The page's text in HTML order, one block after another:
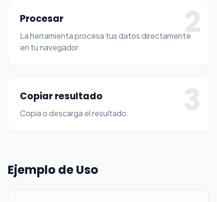
2
Procesar
La herramienta procesa tus datos directamente
en tu navegador.
3
Copiar resultado
Copia o descarga el resultado.
Ejemplo de Uso